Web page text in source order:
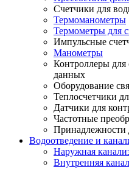
Счетчики для
Термоманометры
Термометры для
Импульсные
Манометры
Контроллеры для
данных
Оборудование
Теплосчетчики
Датчики для
Частотные
Принадлежности
Водоотведение и
Наружная
Внутренняя